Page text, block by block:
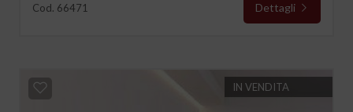
Cod. 66471 Dettagli
IN VENDITA